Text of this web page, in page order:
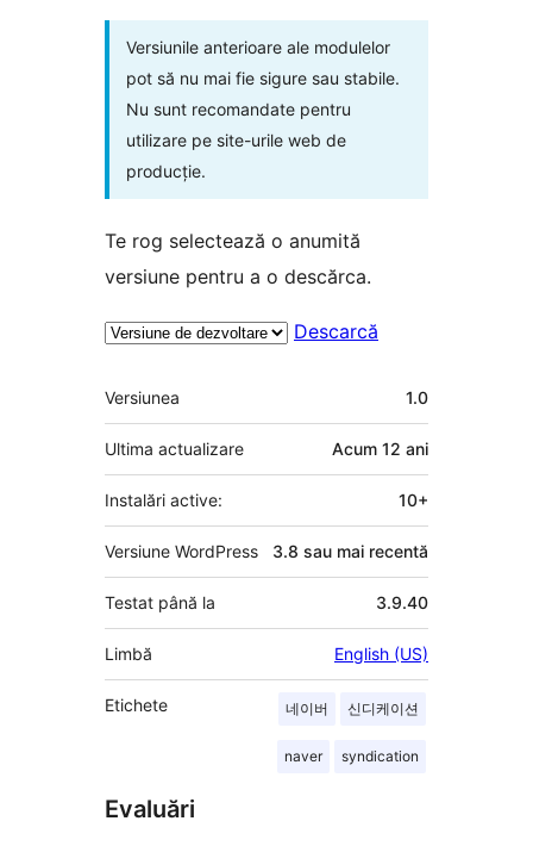
Versiunile anterioare ale modulelor
pot să nu mai fie sigure sau stabile.
Nu sunt recomandate pentru
utilizare pe site-urile web de
producție.
Te rog selectează o anumită
versiune pentru a o descărca.
Descarcă
Meta
Versiunea 1.0
Ultima actualizare Acum 12 ani
Instalări active: 10+
Versiune WordPress 3.8 sau mai recentă
Testat până la 3.9.40
Limbă English (US)
Etichete 네이버 신디케이션
naver syndication
Evaluări